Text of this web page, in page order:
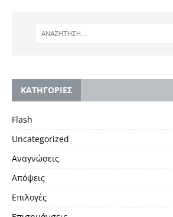
KΑΤΗΓΟΡΙΕΣ
Flash
Uncategorized
Αναγνώσεις
Απόψεις
Επιλογές